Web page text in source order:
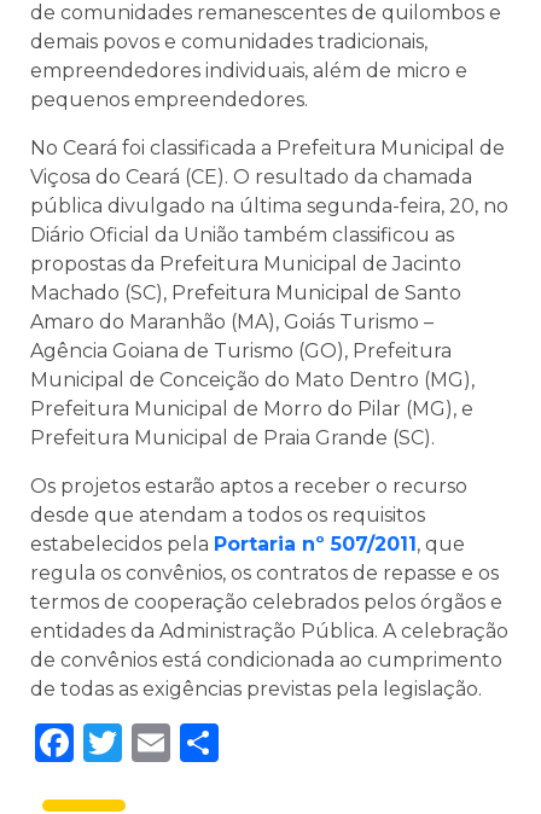
de comunidades remanescentes de quilombos e
demais povos e comunidades tradicionais,
empreendedores individuais, além de micro e
pequenos empreendedores.
No Ceará foi classificada a Prefeitura Municipal de
Viçosa do Ceará (CE). O resultado da chamada
pública divulgado na última segunda-feira, 20, no
Diário Oficial da União também classificou as
propostas da Prefeitura Municipal de Jacinto
Machado (SC), Prefeitura Municipal de Santo
Amaro do Maranhão (MA), Goiás Turismo –
Agência Goiana de Turismo (GO), Prefeitura
Municipal de Conceição do Mato Dentro (MG),
Prefeitura Municipal de Morro do Pilar (MG), e
Prefeitura Municipal de Praia Grande (SC).
Os projetos estarão aptos a receber o recurso
desde que atendam a todos os requisitos
estabelecidos pela Portaria nº 507/2011, que
regula os convênios, os contratos de repasse e os
termos de cooperação celebrados pelos órgãos e
entidades da Administração Pública. A celebração
de convênios está condicionada ao cumprimento
de todas as exigências previstas pela legislação.
Facebook
Twitter
Email